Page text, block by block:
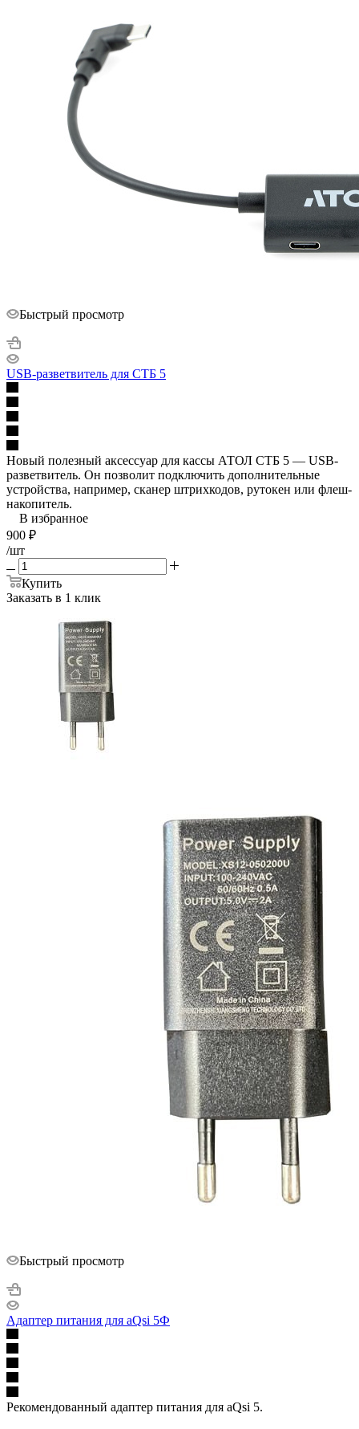
Быстрый просмотр
USB-разветвитель для СТБ 5
Новый полезный аксессуар для кассы АТОЛ СТБ 5 — USB-
разветвитель. Он позволит подключить дополнительные
устройства, например, сканер штрихкодов, рутокен или флеш-
накопитель.
В избранное
900 ₽
/шт
Купить
Заказать в 1 клик
Быстрый просмотр
Адаптер питания для aQsi 5Ф
Рекомендованный адаптер питания для aQsi 5.